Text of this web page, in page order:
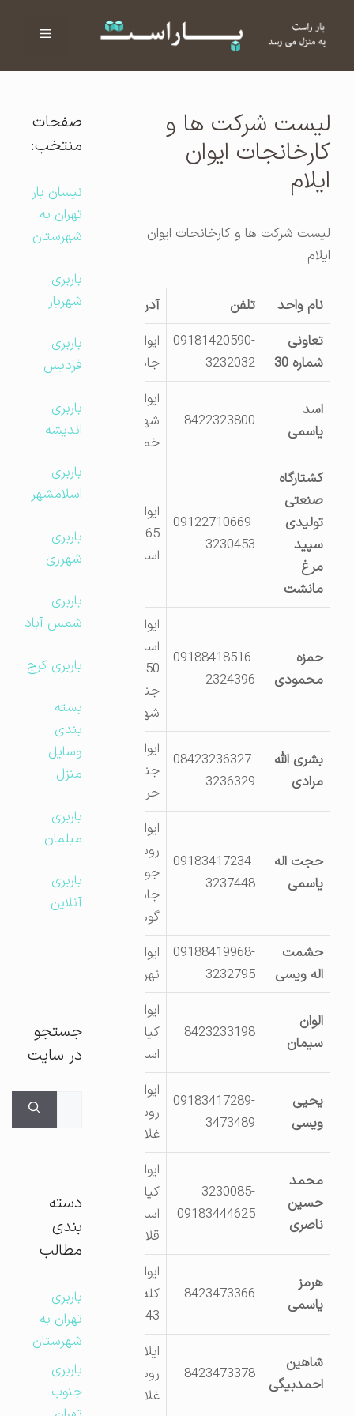
فهرست
لیست شرکت ها و
کارخانجات ایوان
ایلام
لیست شرکت ها و کارخانجات ایوان
نام واحد تلفن
آدرس کارگاه
تعاونی
شماره 30
09181420590-
3232032
جاده خوران
یاسمی
8422323800
ایوان0 میدان
شهید مصطفی
خمینی
کشتارگاه
صنعتی
تولیدی
سپید
مانشت
09122710669-
3230453
ایوان کیلومتر
65 جاده ایلام-
اسلام آباد
حمزه
محمودی
09188418516-
2324396
ایوان جاده
اسلام آباد غرب
250 متری
جنوب شرقی
شهرک نبوت
بشری الله
مرادی
08423236327-
3236329
ایوانغرب سراب
جنب فنی
حرفه ای
حجت اله
یاسمی
09183417234-
3237448
ایوانغرب
روستای کله
جوب0ابتدای
جاده جوب
گوهر
حشمت
اله ویسی
09188419968-
3232795
ایوان روستای
نهر غلام ویس
سیمان
8423233198
اسلام آباد
یحیی
ویسی
09183417289-
3473489
ایوان0روستای
روستای نهر
غلامویس
محمد
حسین
ناصری
3230085-
09183444625
ایوانغرب
اسلام آباد-
قلاجه
هرمز
یاسمی
8423473366
ایوان0 روستای
کله جوب ک.پ
6944163743
شاهین
احمدبیگی
8423473378
ایلام0 ایوان-
روستای نهر
غلام ویس
صفحات
منتخب:
نیسان بار
تهران به
شهرستان
باربری
شهریار
باربری
فردیس
باربری
اندیشه
باربری
اسلامشهر
باربری
شهرری
باربری
شمس آباد
باربری کرج
بسته
بندی
وسایل
منزل
باربری
مبلمان
باربری
آنلاین
جستجو
در سایت
دسته
بندی
مطالب
باربری
تهران به
شهرستان
باربری
جنوب